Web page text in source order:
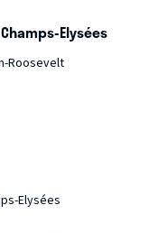
Elysées
Roosevelt
Elysées